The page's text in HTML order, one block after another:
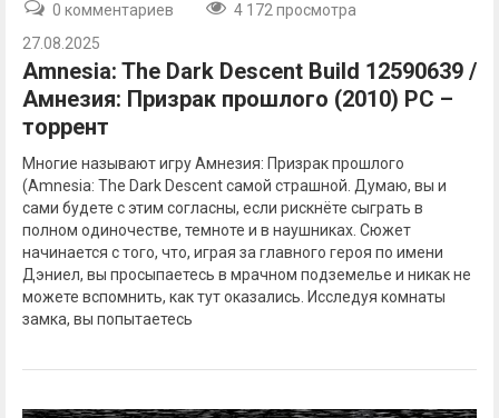
0 комментариев
4 172 просмотра
27.08.2025
Amnesia: The Dark Descent Build 12590639 /
Амнезия: Призрак прошлого (2010) PC –
торрент
Многие называют игру Амнезия: Призрак прошлого
(Amnesia: The Dark Descent самой страшной. Думаю, вы и
сами будете с этим согласны, если рискнёте сыграть в
полном одиночестве, темноте и в наушниках. Сюжет
начинается с того, что, играя за главного героя по имени
Дэниел, вы просыпаетесь в мрачном подземелье и никак не
можете вспомнить, как тут оказались. Исследуя комнаты
замка, вы попытаетесь